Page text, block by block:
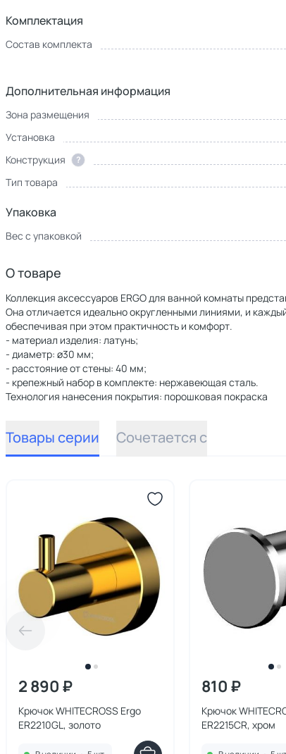
Комплектация
Состав комплекта
Дополнительная информация
Зона размещения
Установка
Конструкция
?
Тип товара
Упаковка
Вес с упаковкой
О товаре
Коллекция аксессуаров ERGO для ванной комнаты
Она отличается идеально округленными линиями, и
обеспечивая при этом практичность и комфорт.
- материал изделия: латунь;
- диаметр: ø30 мм;
- расстояние от стены: 40 мм;
- крепежный набор в комплекте: нержавеющая сталь.
Технология нанесения покрытия: порошковая покраска
Товары серии Сочетается с
2 890 ₽
Крючок WHITECROSS Ergo
ER2210GL, золото
810 ₽
Крючок
ER2215CR, хром